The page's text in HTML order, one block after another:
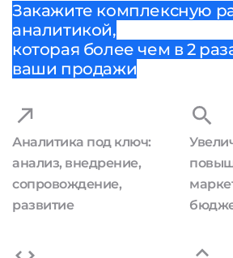
Закажите комплексную
аналитикой,
которая более чем в 2
ваши продажи
Аналитика под ключ:
анализ, внедрение,
сопровождение,
развитие